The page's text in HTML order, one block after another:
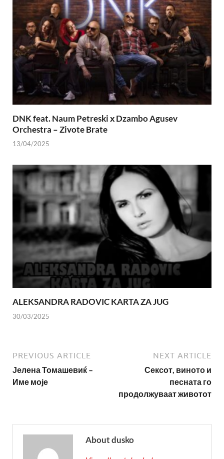
DNK feat. Naum Petreski х Dzambo Agusev
Orchestra – Zivote Brate
13/04/2025
ALEKSANDRA RADOVIC KARTA ZA JUG
30/03/2025
PREVIOUS ARTICLE
Јелена Томашевиќ –
Име моје
NEXT ARTICLE
Сексот, виното и
песната го
продолжуваат животот
About dusko